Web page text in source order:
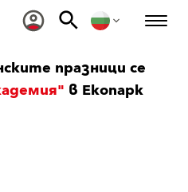
празници се
в Екопарк